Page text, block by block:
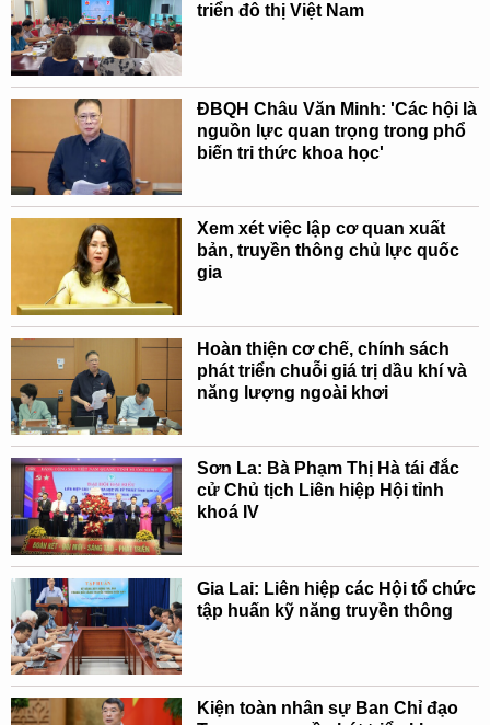
triển đô thị Việt Nam
ĐBQH Châu Văn Minh: 'Các hội là
nguồn lực quan trọng trong phổ
biến tri thức khoa học'
Xem xét việc lập cơ quan xuất
bản, truyền thông chủ lực quốc
gia
Hoàn thiện cơ chế, chính sách
phát triển chuỗi giá trị dầu khí và
năng lượng ngoài khơi
Sơn La: Bà Phạm Thị Hà tái đắc
cử Chủ tịch Liên hiệp Hội tỉnh
khoá IV
Gia Lai: Liên hiệp các Hội tổ chức
tập huấn kỹ năng truyền thông
Kiện toàn nhân sự Ban Chỉ đạo